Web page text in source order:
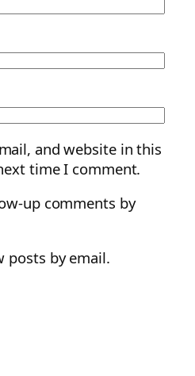
and website in this
time I comment.
up comments by
posts by email.